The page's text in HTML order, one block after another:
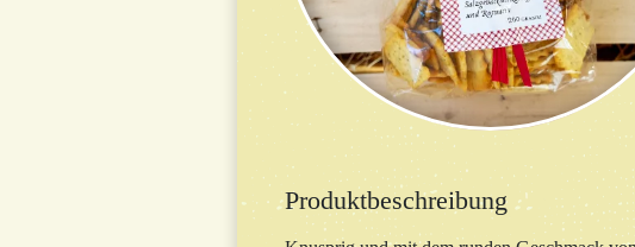
Produktbeschreibung